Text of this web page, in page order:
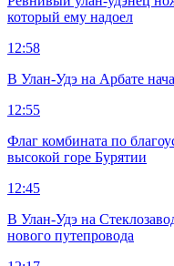
который ему надоел
12:58
В Улан-Удэ на Арбате
12:55
Флаг комбината по
высокой горе Бурятии
12:45
В Улан-Удэ на
нового путепровода